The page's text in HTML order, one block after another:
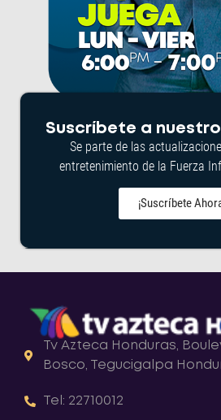
Suscríbete a
Se parte de las
entretenimiento de la Fuerza
¡Suscríbete
Tv Azteca Honduras,
Bosco, Tegucigalpa
Tel: 22710012